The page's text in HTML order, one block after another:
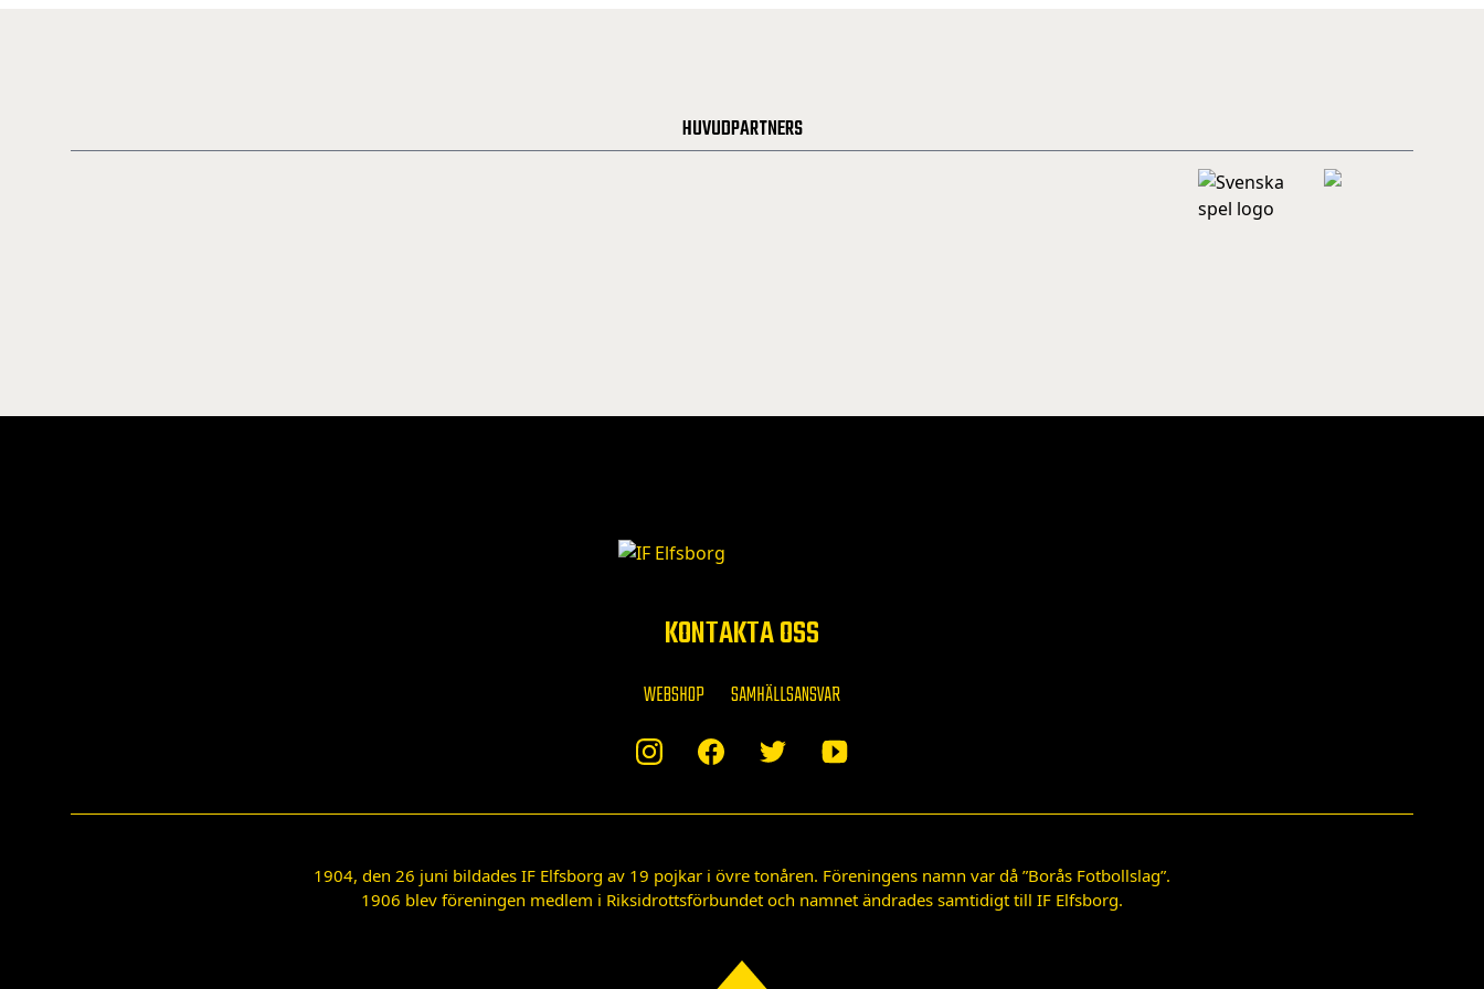
HUVUDPARTNERS
KONTAKTA OSS
WEBSHOP SAMHÄLLSANSVAR
1904, den 26 juni bildades IF Elfsborg av 19 pojkar i övre tonåren. Föreningens namn var då ”Borås Fotbollslag”.
1906 blev föreningen medlem i Riksidrottsförbundet och namnet ändrades samtidigt till IF Elfsborg.